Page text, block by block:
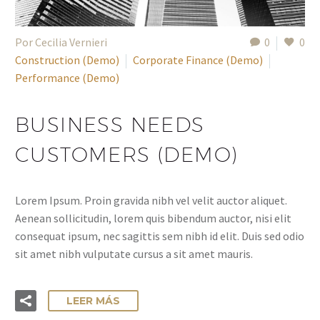
0 0
Por Cecilia Vernieri
Construction (Demo)
Corporate Finance (Demo)
Performance (Demo)
BUSINESS NEEDS
CUSTOMERS (DEMO)
Lorem Ipsum. Proin gravida nibh vel velit auctor aliquet.
Aenean sollicitudin, lorem quis bibendum auctor, nisi elit
consequat ipsum, nec sagittis sem nibh id elit. Duis sed odio
sit amet nibh vulputate cursus a sit amet mauris.
LEER MÁS